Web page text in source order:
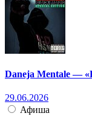
Daneja Mentale —
29.06.2026
Афиша